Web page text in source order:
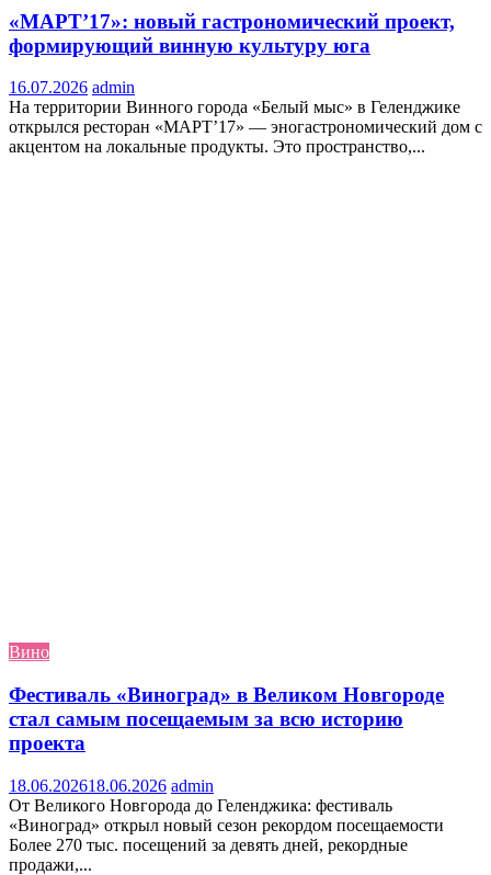
«МАРТ’17»: новый гастрономический проект,
формирующий винную культуру юга
16.07.2026 admin
На территории Винного города «Белый мыс» в Геленджике
открылся ресторан «МАРТ’17» — эногастрономический дом с
акцентом на локальные продукты. Это пространство,...
Вино
Фестиваль «Виноград» в Великом Новгороде
стал самым посещаемым за всю историю
проекта
18.06.202618.06.2026 admin
От Великого Новгорода до Геленджика: фестиваль
«Виноград» открыл новый сезон рекордом посещаемости
Более 270 тыс. посещений за девять дней, рекордные
продажи,...